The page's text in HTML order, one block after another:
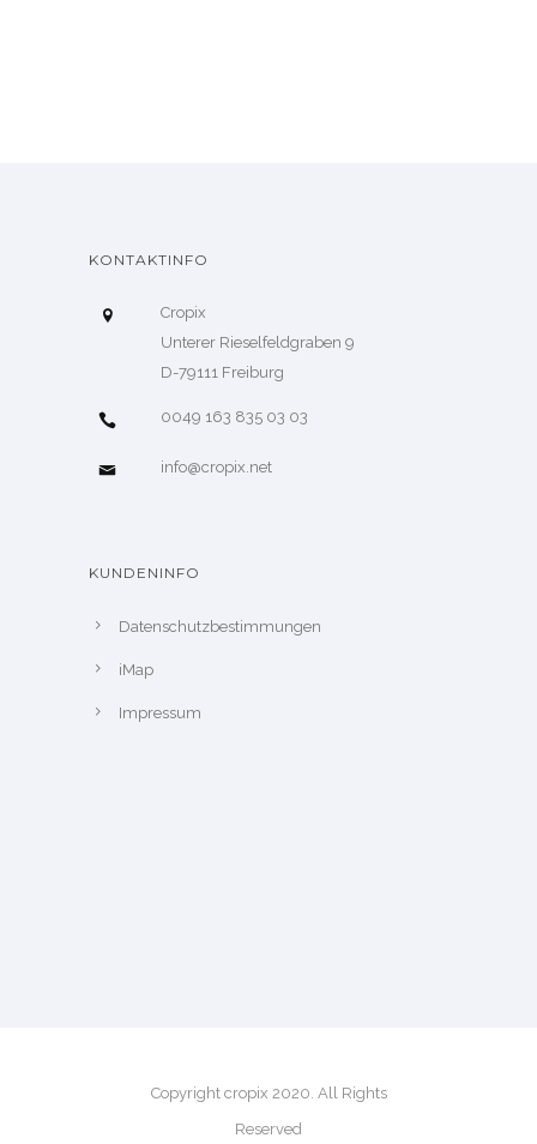
KONTAKTINFO
Cropix
Unterer Rieselfeldgraben 9
D-79111 Freiburg
0049 163 835 03 03
info@cropix.net
KUNDENINFO
Datenschutzbestimmungen
iMap
Impressum
Copyright cropix 2020. All Rights
Reserved